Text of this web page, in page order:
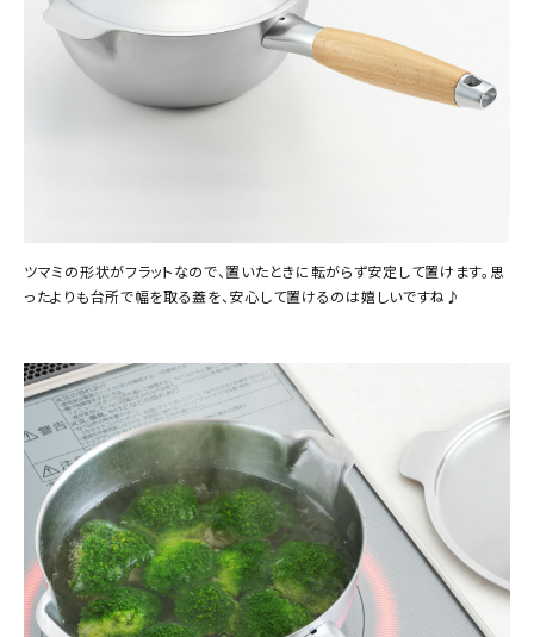
ツマミの形状がフラットなので、置いたときに転がらず安定して置けます。思
ったよりも台所で幅を取る蓋を、安心して置けるのは嬉しいですね♪